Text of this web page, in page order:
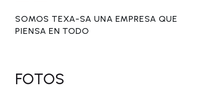
SOMOS TEXA-SA UNA EMPRESA QUE
PIENSA EN TODO
FOTOS